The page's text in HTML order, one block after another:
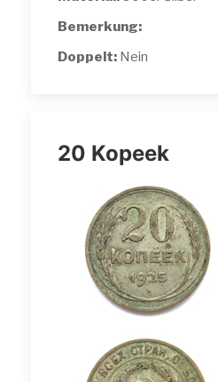
Bemerkung:
Doppelt: Nein
20 Kopeek